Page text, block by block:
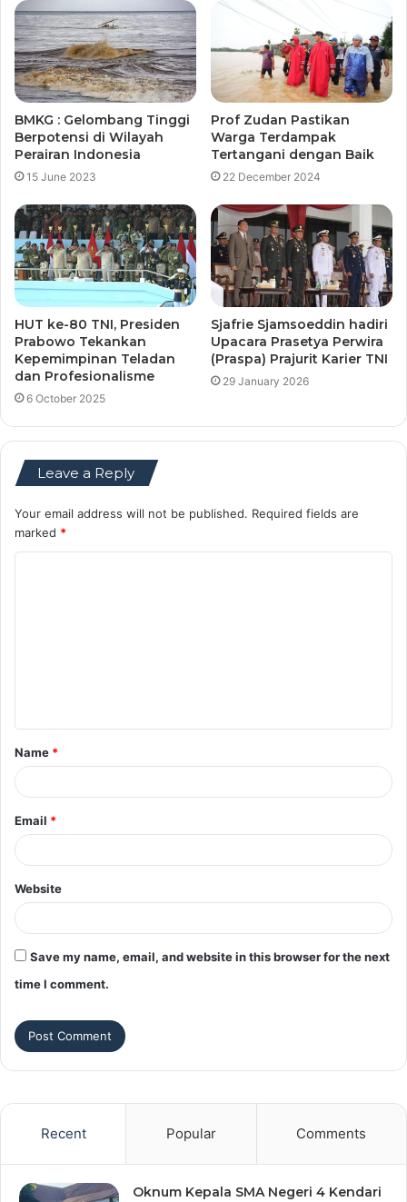
BMKG : Gelombang Tinggi
Berpotensi di Wilayah
Perairan Indonesia
15 June 2023
Prof Zudan Pastikan
Warga Terdampak
Tertangani dengan Baik
22 December 2024
HUT ke-80 TNI, Presiden
Prabowo Tekankan
Kepemimpinan Teladan
dan Profesionalisme
6 October 2025
Sjafrie Sjamsoeddin hadiri
Upacara Prasetya Perwira
(Praspa) Prajurit Karier TNI
29 January 2026
Leave a Reply
Your email address will not be published. Required fields are
marked *
t
*
Name *
Email *
Website
Save my name, email, and website in this browser for the next
time I comment.
Recent Popular Comments
Oknum Kepala SMA Negeri 4 Kendari